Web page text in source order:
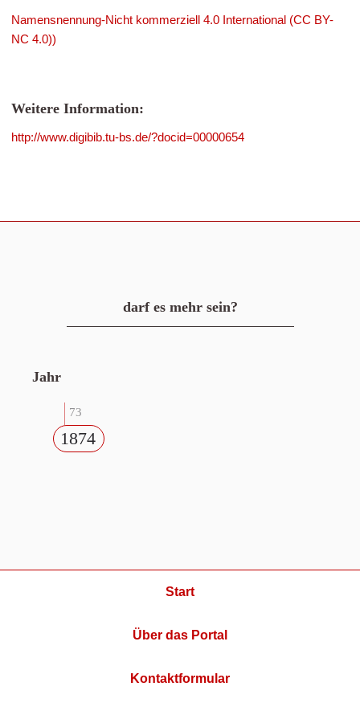
Namensnennung-Nicht kommerziell 4.0 International (CC BY-
NC 4.0))
Weitere Information:
http://www.digibib.tu-bs.de/?docid=00000654
darf es mehr sein?
Jahr
73
1874
Start
Über das Portal
Kontaktformular